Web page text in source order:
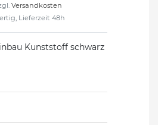
Versandkosten
Lieferzeit 48h
Kunststoff schwarz